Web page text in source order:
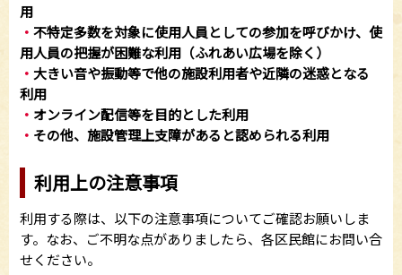
用
・ 不特定多数を対象に使用人員としての参加を呼びかけ、使
用人員の把握が困難な利用（ふれあい広場を除く）
・ 大きい音や振動等で他の施設利用者や近隣の迷惑となる
利用
・ オンライン配信等を目的とした利用
・ その他、施設管理上支障があると認められる利用
利用上の注意事項
利用する際は、以下の注意事項についてご確認お願いしま
す。なお、ご不明な点がありましたら、各区民館にお問い合
せください。